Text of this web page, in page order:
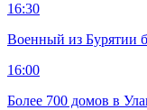
16:30
Военный из Бурятии
16:00
Более 700 домов в